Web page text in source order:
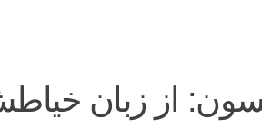
از زبان